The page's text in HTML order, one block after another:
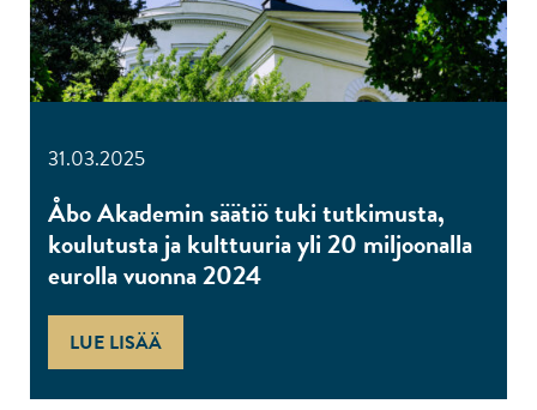
31.03.2025
Åbo Akademin säätiö tuki tutkimusta,
koulutusta ja kulttuuria yli 20 miljoonalla
eurolla vuonna 2024
LUE LISÄÄ